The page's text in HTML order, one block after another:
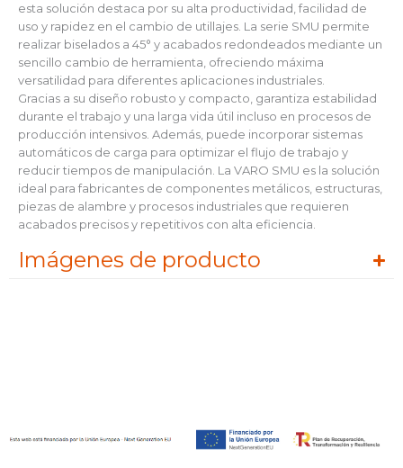
esta solución destaca por su alta productividad, facilidad de
uso y rapidez en el cambio de utillajes. La serie SMU permite
realizar biselados a 45° y acabados redondeados mediante un
sencillo cambio de herramienta, ofreciendo máxima
versatilidad para diferentes aplicaciones industriales.
Gracias a su diseño robusto y compacto, garantiza estabilidad
durante el trabajo y una larga vida útil incluso en procesos de
producción intensivos. Además, puede incorporar sistemas
automáticos de carga para optimizar el flujo de trabajo y
reducir tiempos de manipulación. La VARO SMU es la solución
ideal para fabricantes de componentes metálicos, estructuras,
piezas de alambre y procesos industriales que requieren
acabados precisos y repetitivos con alta eficiencia.
Imágenes de producto